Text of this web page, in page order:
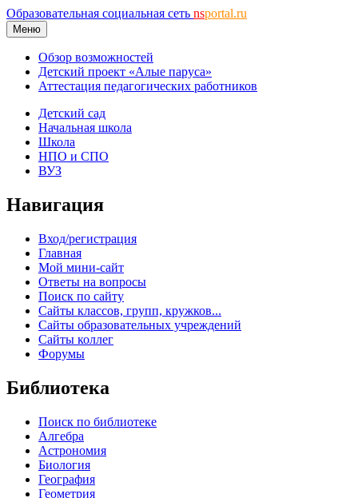
Образовательная социальная сеть nsportal.ru
Меню
Обзор возможностей
Детский проект «Алые паруса»
Аттестация педагогических работников
Детский сад
Начальная школа
Школа
НПО и СПО
ВУЗ
Навигация
Вход/регистрация
Главная
Мой мини-сайт
Ответы на вопросы
Поиск по сайту
Сайты классов, групп, кружков...
Сайты образовательных учреждений
Сайты коллег
Форумы
Библиотека
Поиск по библиотеке
Алгебра
Астрономия
Биология
География
Геометрия